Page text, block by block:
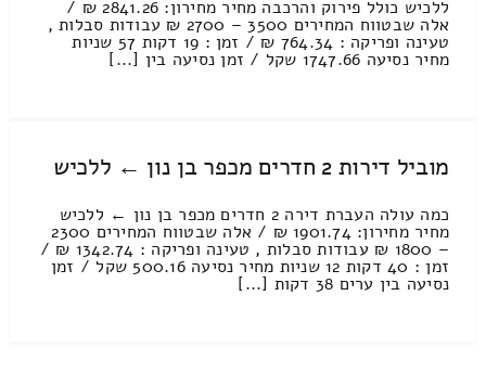
ללכיש כולל פירוק והרכבה מחיר מחירון: 2841.26 ₪ /
אלה שבטווח המחירים 3500 – 2700 ₪ עבודות סבלות ,
טעינה ופריקה : 764.34 ₪ / זמן : 19 דקות 57 שניות
מחיר נסיעה 1747.66 שקל / זמן נסיעה בין [...]
מוביל דירות 2 חדרים מכפר בן נון ← ללכיש
כמה עולה העברת דירה 2 חדרים מכפר בן נון ← ללכיש
מחיר מחירון: 1901.74 ₪ / אלה שבטווח המחירים 2300
– 1800 ₪ עבודות סבלות , טעינה ופריקה : 1342.74 ₪ /
זמן : 40 דקות 12 שניות מחיר נסיעה 500.16 שקל / זמן
נסיעה בין ערים 38 דקות [...]